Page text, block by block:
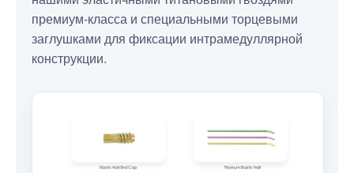
премиум-класса и специальными торцевыми
заглушками для фиксации интрамедуллярной
конструкции.